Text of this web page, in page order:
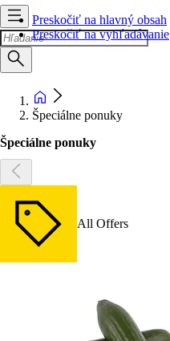
Preskočiť na hlavný obsah
Preskočiť na vyhľadávanie
Špeciálne ponuky
Špeciálne ponuky
All Offers